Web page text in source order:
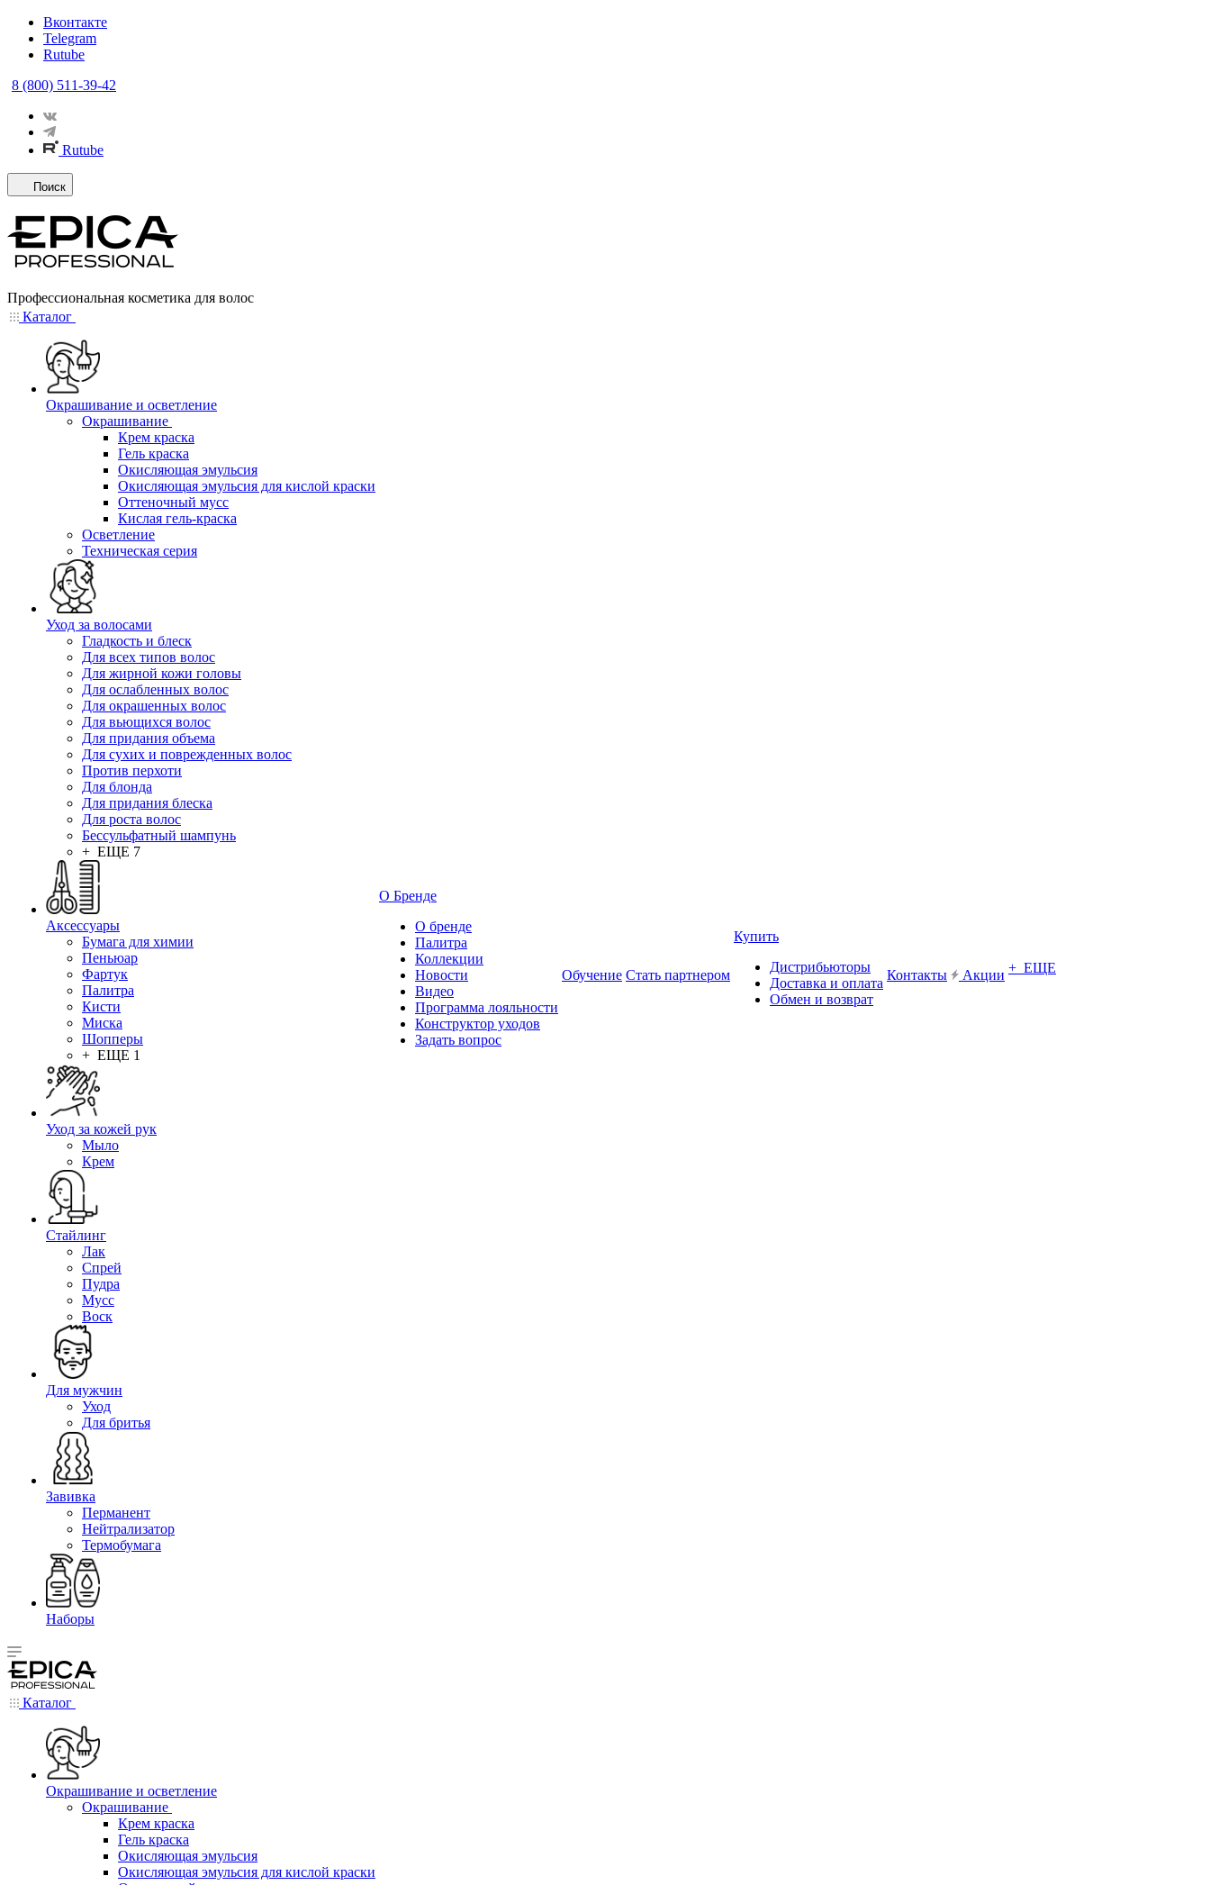
Вконтакте
Telegram
Rutube
8 (800) 511-39-42
Rutube
Поиск
Профессиональная косметика для волос
Каталог
Окрашивание и осветление
Окрашивание
Крем краска
Гель краска
Окисляющая эмульсия
Окисляющая эмульсия для кислой краски
Оттеночный мусс
Кислая гель-краска
Осветление
Техническая серия
Уход за волосами
Гладкость и блеск
Для всех типов волос
Для жирной кожи головы
Для ослабленных волос
Для окрашенных волос
Для вьющихся волос
Для придания объема
Для сухих и поврежденных волос
Против перхоти
Для блонда
Для придания блеска
Для роста волос
Бессульфатный шампунь
+ ЕЩЕ 7
Аксессуары
Бумага для химии
Пеньюар
Фартук
Палитра
Кисти
Миска
Шопперы
+ ЕЩЕ 1
Уход за кожей рук
Мыло
Крем
Стайлинг
Лак
Спрей
Пудра
Мусс
Воск
Для мужчин
Уход
Для бритья
Завивка
Перманент
Нейтрализатор
Термобумага
Наборы
О Бренде
О бренде
Палитра
Коллекции
Новости
Видео
Программа лояльности
Конструктор уходов
Задать вопрос
Обучение Стать партнером
Купить
Дистрибьюторы
Доставка и оплата
Обмен и возврат
Контакты Акции + ЕЩЕ
Каталог
Окрашивание и осветление
Окрашивание
Крем краска
Гель краска
Окисляющая эмульсия
Окисляющая эмульсия для кислой краски